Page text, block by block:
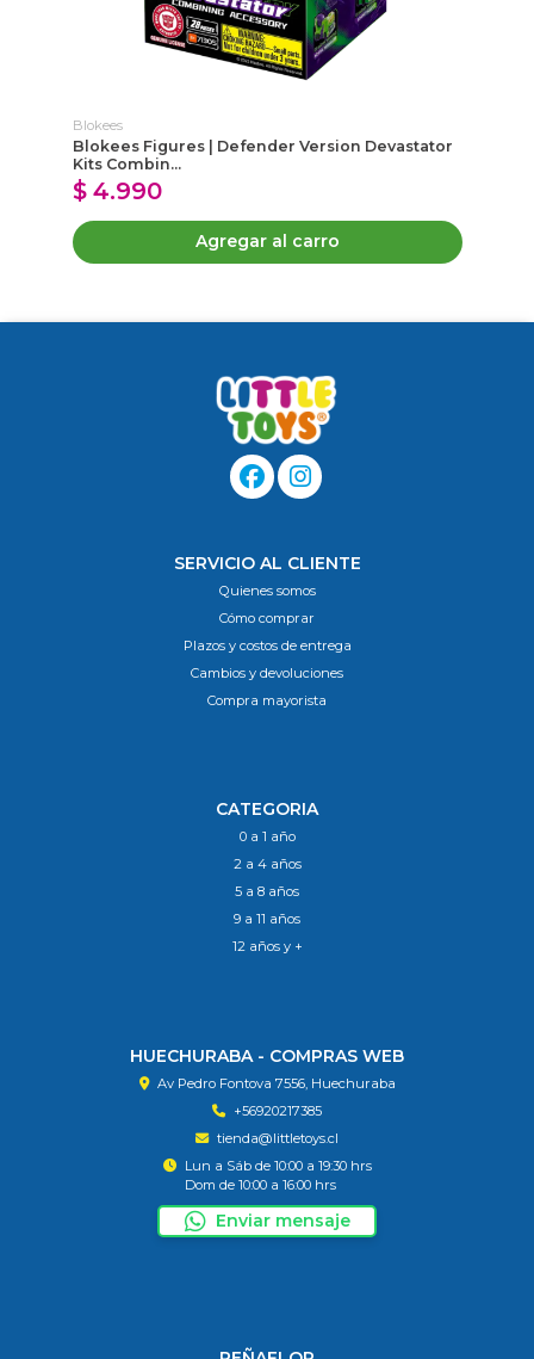
Blokees
Blokees Figures | Defender Version Devastator
Kits Combin...
$ 4.990
Agregar al carro
SERVICIO AL CLIENTE
Quienes somos
Cómo comprar
Plazos y costos de entrega
Cambios y devoluciones
Compra mayorista
CATEGORIA
0 a 1 año
2 a 4 años
5 a 8 años
9 a 11 años
12 años y +
HUECHURABA - COMPRAS WEB
Av Pedro Fontova 7556, Huechuraba
+56920217385
tienda@littletoys.cl
Lun a Sáb de 10:00 a 19:30 hrs
Dom de 10:00 a 16:00 hrs
Enviar mensaje